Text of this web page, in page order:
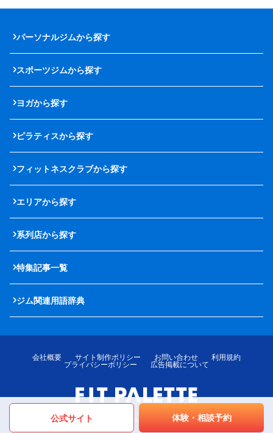
公式サイト 体験・相談予約
パーソナルジムから探す
スポーツジムから探す
ヨガから探す
ピラティスから探す
フィットネスクラブから探す
エリアから探す
系列店から探す
特集記事一覧
ジム関連用語辞典
会社概要 サイト制作ポリシー お問い合わせ
利用規約
プライバシーポリシー
広告掲載について
© LOTTE MediPalette Co.,Ltd. All rights reserved.